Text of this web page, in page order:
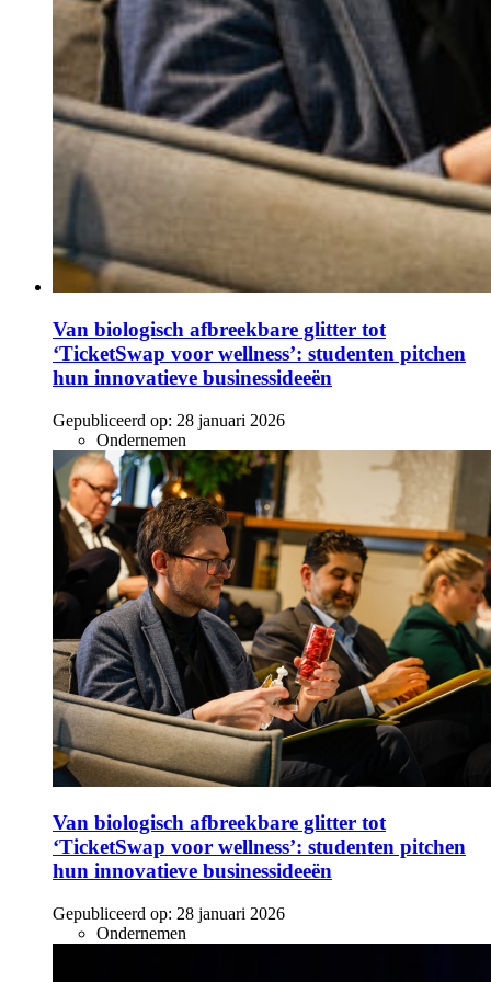
Van biologisch afbreekbare glitter tot
‘TicketSwap voor wellness’: studenten pitchen
hun innovatieve businessideeën
Gepubliceerd op: 28 januari 2026
Ondernemen
Van biologisch afbreekbare glitter tot
‘TicketSwap voor wellness’: studenten pitchen
hun innovatieve businessideeën
Gepubliceerd op: 28 januari 2026
Ondernemen